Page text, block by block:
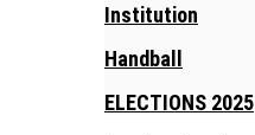
Institution
Handball
ELECTIONS 2025